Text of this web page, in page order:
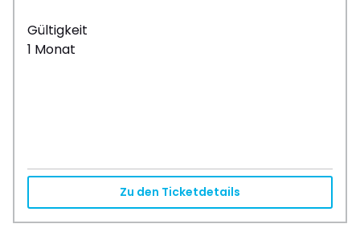
Gültigkeit
1 Monat
Zu den Ticketdetails